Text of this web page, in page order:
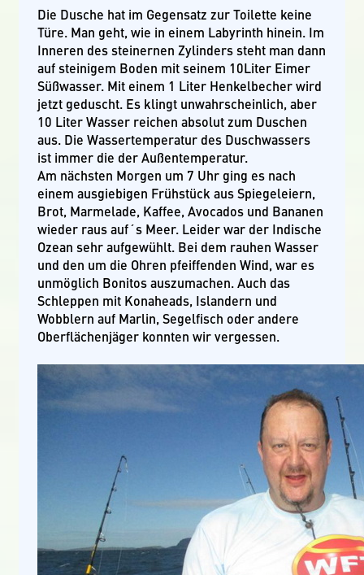
Die Dusche hat im Gegensatz zur Toilette keine
Türe. Man geht, wie in einem Labyrinth hinein. Im
Inneren des steinernen Zylinders steht man dann
auf steinigem Boden mit seinem 10Liter Eimer
Süßwasser. Mit einem 1 Liter Henkelbecher wird
jetzt geduscht. Es klingt unwahrscheinlich, aber
10 Liter Wasser reichen absolut zum Duschen
aus. Die Wassertemperatur des Duschwassers
ist immer die der Außentemperatur.
Am nächsten Morgen um 7 Uhr ging es nach
einem ausgiebigen Frühstück aus Spiegeleiern,
Brot, Marmelade, Kaffee, Avocados und Bananen
wieder raus auf´s Meer. Leider war der Indische
Ozean sehr aufgewühlt. Bei dem rauhen Wasser
und den um die Ohren pfeiffenden Wind, war es
unmöglich Bonitos auszumachen. Auch das
Schleppen mit Konaheads, Islandern und
Wobblern auf Marlin, Segelfisch oder andere
Oberflächenjäger konnten wir vergessen.